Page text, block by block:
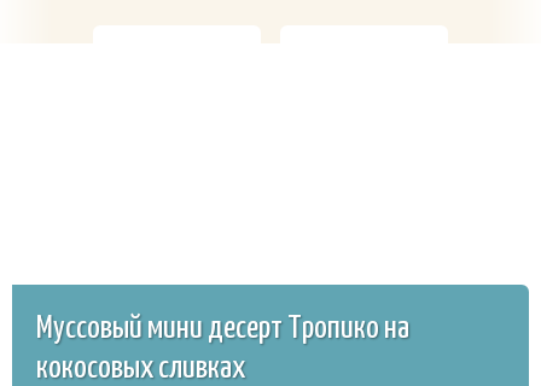
бархат с
малиновым
Зефир манго-
Муссовый мини десерт Тропико на
кокосовых сливках